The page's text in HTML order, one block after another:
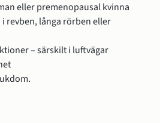
eller premenopausal kvinna
revben, långa rörben eller
– särskilt i luftvägar